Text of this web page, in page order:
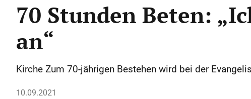
70 Stunden Beten:
an“
Kirche Zum 70-jährigen Bestehen wird bei der
10.09.2021